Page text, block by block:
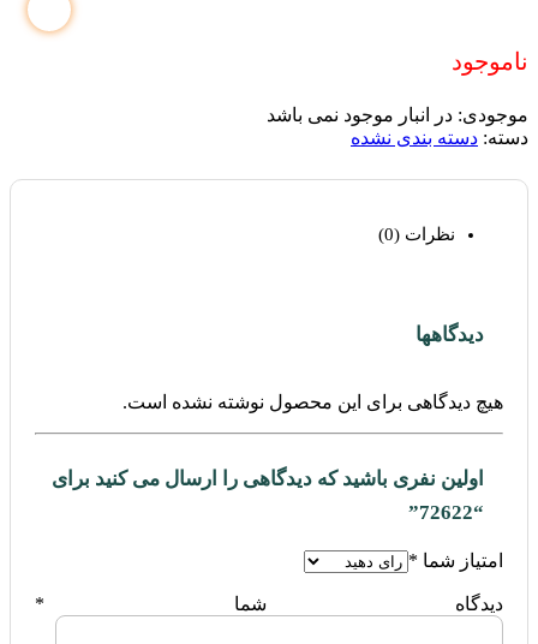
ناموجود
موجودی: در انبار موجود نمی باشد
دسته: دسته بندی نشده
نظرات (0)
دیدگاهها
هیچ دیدگاهی برای این محصول نوشته نشده است.
اولین نفری باشید که دیدگاهی را ارسال می کنید برای
“72622”
امتیاز شما *
دیدگاه شما *